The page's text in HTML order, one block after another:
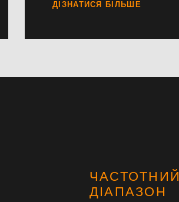
ЧАСТОТНИЙ
ДІАПАЗОН